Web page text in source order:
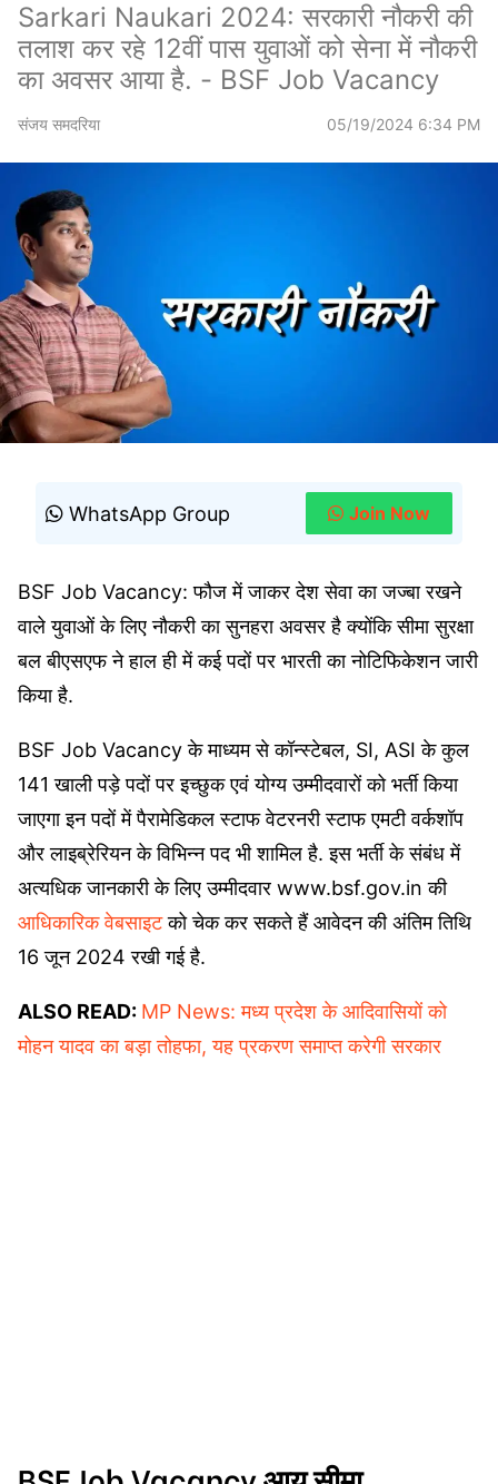
Sarkari Naukari 2024: सरकारी नौकरी की
तलाश कर रहे 12वीं पास युवाओं को सेना में नौकरी
का अवसर आया है. - BSF Job Vacancy
संजय समदरिया 05/19/2024 6:34 PM
WhatsApp Group Join Now
BSF Job Vacancy: फौज में जाकर देश सेवा का जज्बा रखने
वाले युवाओं के लिए नौकरी का सुनहरा अवसर है क्योंकि सीमा सुरक्षा
बल बीएसएफ ने हाल ही में कई पदों पर भारती का नोटिफिकेशन जारी
किया है.
BSF Job Vacancy के माध्यम से कॉन्स्टेबल, SI, ASI के कुल
141 खाली पड़े पदों पर इच्छुक एवं योग्य उम्मीदवारों को भर्ती किया
जाएगा इन पदों में पैरामेडिकल स्टाफ वेटरनरी स्टाफ एमटी वर्कशॉप
और लाइब्रेरियन के विभिन्न पद भी शामिल है. इस भर्ती के संबंध में
अत्यधिक जानकारी के लिए उम्मीदवार www.bsf.gov.in की
आधिकारिक वेबसाइटको चेक कर सकते हैं आवेदन की अंतिम तिथि
16 जून 2024 रखी गई है.
ALSO READ: MP News: मध्य प्रदेश के आदिवासियों को
मोहन यादव का बड़ा तोहफा, यह प्रकरण समाप्त करेगी सरकार